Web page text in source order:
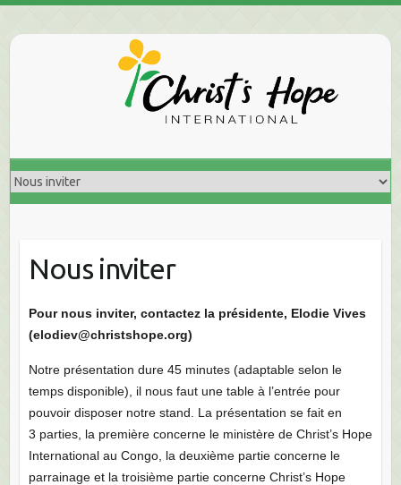
Nous inviter
Pour nous inviter, contactez la présidente, Elodie Vives
(elodiev@christshope.org)
Notre présentation dure 45 minutes (adaptable selon le
temps disponible), il nous faut une table à l’entrée pour
pouvoir disposer notre stand. La présentation se fait en
3 parties, la première concerne le ministère de Christ’s Hope
International au Congo, la deuxième partie concerne le
parrainage et la troisième partie concerne Christ’s Hope